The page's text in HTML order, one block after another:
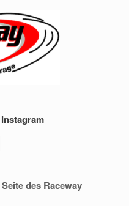
des Raceway